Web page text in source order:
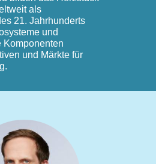
als
21. Jahrhunderts
und
Komponenten
und Märkte für